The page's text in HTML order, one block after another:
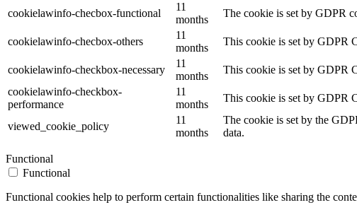
cookielawinfo-checbox-functional
11
months
The cookie is set by GDPR
cookielawinfo-checbox-others
11
months
This cookie is set by GDPR
cookielawinfo-checkbox-necessary
11
months
This cookie is set by GDPR
cookielawinfo-checkbox-
performance
11
months
This cookie is set by GDPR
viewed_cookie_policy
11
months
The cookie is set by the
data.
Functional
Functional
Functional cookies help to perform certain functionalities like sharing the